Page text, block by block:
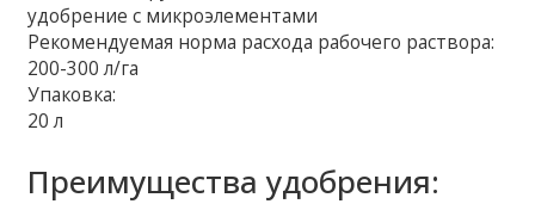
удобрение с микроэлементами
Рекомендуемая норма расхода рабочего раствора:
200-300 л/га
Упаковка:
20 л
Преимущества удобрения: